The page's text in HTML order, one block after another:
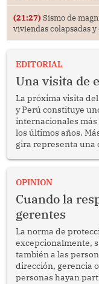
(21:27) Sismo de
viviendas colapsadas
EDITORIAL
Una visita de
La próxima visita
y Perú constituye
internacionales
los últimos años.
gira representa
enfrenta desafíos
OPINION
Cuando la
gerentes
La norma de
excepcionalmente,
también a las
dirección, gerencia
personas hayan